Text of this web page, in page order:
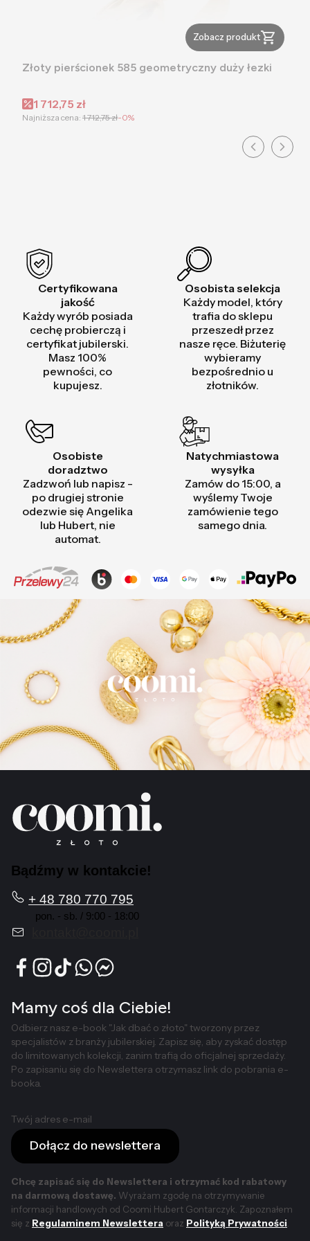
Zobacz produkt
Złoty pierścionek 585 geometryczny duży łezki
Cena promocyjna
1 712,75 zł
Najniższa cena: 1 712,75 zł-0%
Certyfikowana
jakość
Każdy wyrób posiada
cechę probierczą i
certyfikat jubilerski.
Masz 100%
pewności, co
kupujesz.
Osobista selekcja
Każdy model, który
trafia do sklepu
przeszedł przez
nasze ręce. Biżuterię
wybieramy
bezpośrednio u
złotników.
Osobiste
doradztwo
Zadzwoń lub napisz -
po drugiej stronie
odezwie się Angelika
lub Hubert, nie
automat.
Natychmiastowa
wysyłka
Zamów do 15:00, a
wyślemy Twoje
zamówienie tego
samego dnia.
Bądźmy w kontakcie!
+ 48 780 770 795
pon. - sb. / 9:00 - 18:00
Mamy coś dla Ciebie!
Odbierz nasz e-book "Jak dbać o złoto" tworzony przez
specjalistów z branży jubilerskiej. Zapisz się, aby zyskać dostęp
do limitowanych kolekcji, zanim trafią do oficjalnej sprzedaży.
Po zapisaniu się do Newslettera otrzymasz link do pobrania e-
booka.
Twój adres e-mail
Dołącz do newslettera
Chcę zapisać się do Newslettera i otrzymać kod rabatowy
na darmową dostawę. Wyrażam zgodę na otrzymywanie
informacji handlowych od Coomi Hubert Gontarczyk. Zapoznałem
się z Regulaminem Newslettera oraz Polityką Prywatności